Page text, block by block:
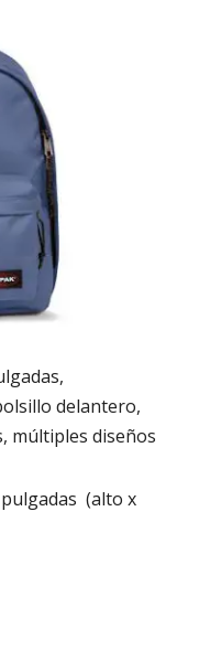
delantero,
múltiples diseños
pulgadas (alto x